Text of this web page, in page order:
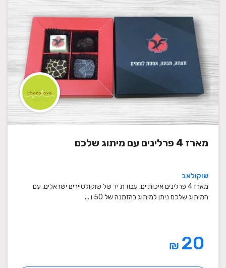
מארז 4 פרלינים עם מיתוג שלכם
שוקולאב
מארז 4 פרלינים איכותיים, עבודת יד של שוקולטיירים ישראלים, עם
המיתוג שלכם ניתן למיתוג בהזמנה של 50 ו ...
₪